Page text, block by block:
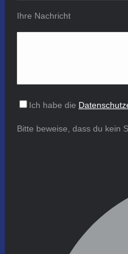
Ihre Nachricht
Ich habe die
Bitte beweise, dass du kein